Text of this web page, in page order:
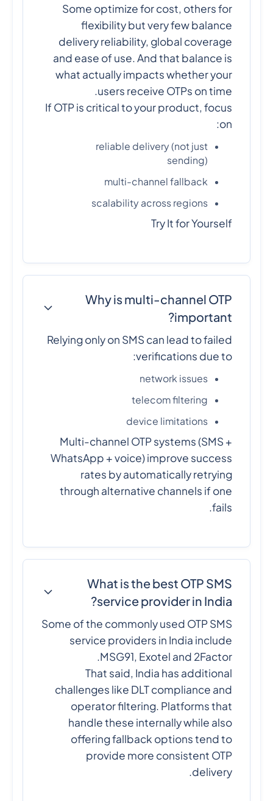
Some optimize for cost, others for
flexibility but very few balance
delivery reliability, global coverage
and ease of use. And that balance is
what actually impacts whether your
users receive OTPs on time.
If OTP is critical to your product, focus
on:
reliable delivery (not just
sending)
multi-channel fallback
scalability across regions
Try It for Yourself
Why is multi-channel OTP
important?
Relying only on SMS can lead to failed
verifications due to:
network issues
telecom filtering
device limitations
Multi-channel OTP systems (SMS +
WhatsApp + voice) improve success
rates by automatically retrying
through alternative channels if one
fails.
What is the best OTP SMS
service provider in India?
Some of the commonly used OTP SMS
service providers in India include
MSG91, Exotel and 2Factor.
That said, India has additional
challenges like DLT compliance and
operator filtering. Platforms that
handle these internally while also
offering fallback options tend to
provide more consistent OTP
delivery.